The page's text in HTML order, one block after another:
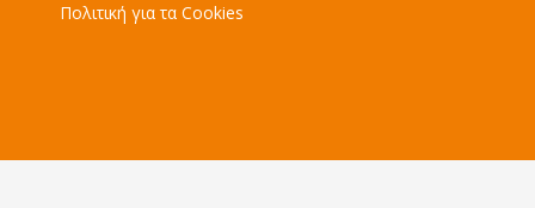
Πολιτική για τα Cookies